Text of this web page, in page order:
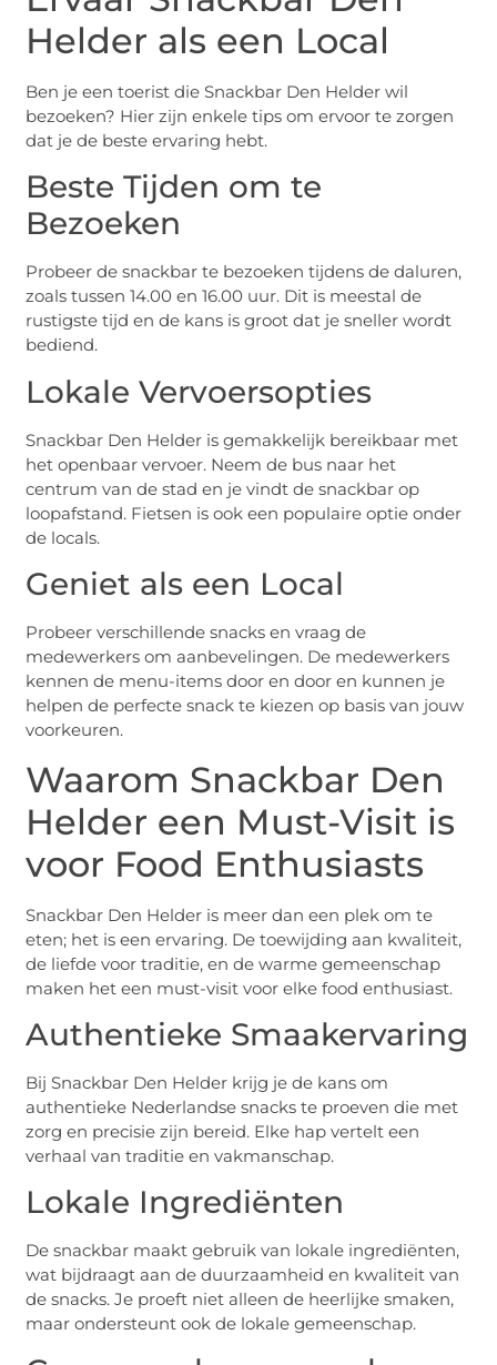
Helder als een Local
Ben je een toerist die Snackbar Den Helder wil
bezoeken? Hier zijn enkele tips om ervoor te zorgen
dat je de beste ervaring hebt.
Beste Tijden om te
Bezoeken
Probeer de snackbar te bezoeken tijdens de daluren,
zoals tussen 14.00 en 16.00 uur. Dit is meestal de
rustigste tijd en de kans is groot dat je sneller wordt
bediend.
Lokale Vervoersopties
Snackbar Den Helder is gemakkelijk bereikbaar met
het openbaar vervoer. Neem de bus naar het
centrum van de stad en je vindt de snackbar op
loopafstand. Fietsen is ook een populaire optie onder
de locals.
Geniet als een Local
Probeer verschillende snacks en vraag de
medewerkers om aanbevelingen. De medewerkers
kennen de menu-items door en door en kunnen je
helpen de perfecte snack te kiezen op basis van jouw
voorkeuren.
Waarom Snackbar Den
Helder een Must-Visit is
voor Food Enthusiasts
Snackbar Den Helder is meer dan een plek om te
eten; het is een ervaring. De toewijding aan kwaliteit,
de liefde voor traditie, en de warme gemeenschap
maken het een must-visit voor elke food enthusiast.
Authentieke Smaakervaring
Bij Snackbar Den Helder krijg je de kans om
authentieke Nederlandse snacks te proeven die met
zorg en precisie zijn bereid. Elke hap vertelt een
verhaal van traditie en vakmanschap.
Lokale Ingrediënten
De snackbar maakt gebruik van lokale ingrediënten,
wat bijdraagt aan de duurzaamheid en kwaliteit van
de snacks. Je proeft niet alleen de heerlijke smaken,
maar ondersteunt ook de lokale gemeenschap.